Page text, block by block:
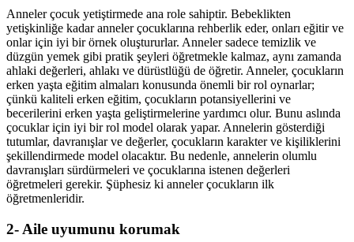
Anneler çocuk yetiştirmede ana role sahiptir. Bebeklikten
yetişkinliğe kadar anneler çocuklarına rehberlik eder, onları eğitir ve
onlar için iyi bir örnek oluştururlar. Anneler sadece temizlik ve
düzgün yemek gibi pratik şeyleri öğretmekle kalmaz, aynı zamanda
ahlaki değerleri, ahlakı ve dürüstlüğü de öğretir. Anneler, çocukların
erken yaşta eğitim almaları konusunda önemli bir rol oynarlar;
çünkü kaliteli erken eğitim, çocukların potansiyellerini ve
becerilerini erken yaşta geliştirmelerine yardımcı olur. Bunu aslında
çocuklar için iyi bir rol model olarak yapar. Annelerin gösterdiği
tutumlar, davranışlar ve değerler, çocukların karakter ve kişiliklerini
şekillendirmede model olacaktır. Bu nedenle, annelerin olumlu
davranışları sürdürmeleri ve çocuklarına istenen değerleri
öğretmeleri gerekir. Şüphesiz ki anneler çocukların ilk
öğretmenleridir.
2- Aile uyumunu korumak